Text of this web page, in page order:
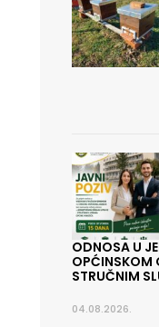
ODNOSA U
OPĆINSKOM
STRUČNIM
04.08.2026.